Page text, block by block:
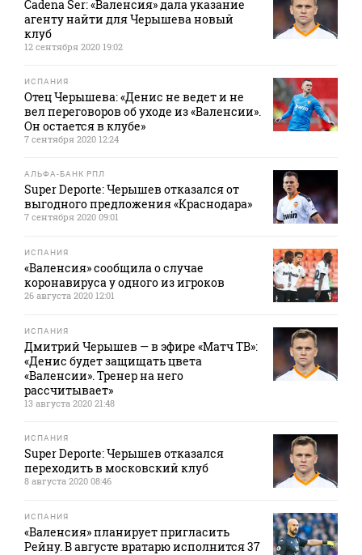
Cadena Ser: «Валенсия» дала указание
агенту найти для Черышева новый
клуб
12 сентября 2020 19:02
ИСПАНИЯ
Отец Черышева: «Денис не ведет и не
вел переговоров об уходе из «Валенсии».
Он остается в клубе»
7 сентября 2020 12:24
АЛЬФА-БАНК РПЛ
Super Deporte: Черышев отказался от
выгодного предложения «Краснодара»
7 сентября 2020 09:01
ИСПАНИЯ
«Валенсия» сообщила о случае
коронавируса у одного из игроков
26 августа 2020 12:01
ИСПАНИЯ
Дмитрий Черышев — в эфире «Матч ТВ»:
«Денис будет защищать цвета
«Валенсии». Тренер на него
рассчитывает»
13 августа 2020 21:48
ИСПАНИЯ
Super Deporte: Черышев отказался
переходить в московский клуб
8 августа 2020 08:46
ИСПАНИЯ
«Валенсия» планирует пригласить
Рейну. В августе вратарю исполнится 37